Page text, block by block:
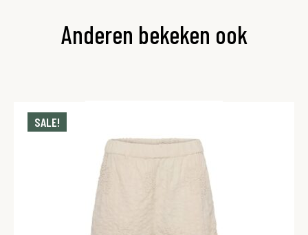
Anderen bekeken ook
SALE!